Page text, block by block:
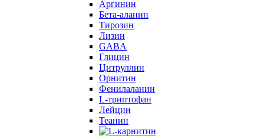
Аргинин
Бета-аланин
Тирозин
Лизин
GABA
Глицин
Цитруллин
Орнитин
Фенилаланин
L-триптофан
Лейцин
Теанин